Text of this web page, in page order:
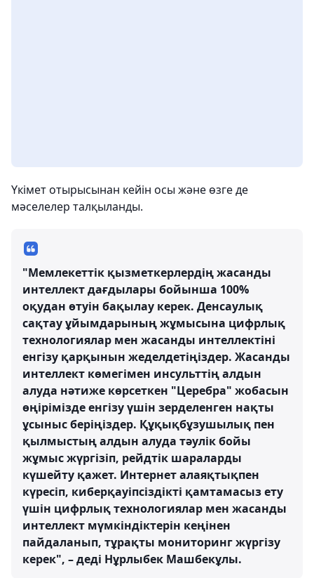
Үкімет отырысынан кейін осы және өзге де
мәселелер талқыланды.
"Мемлекеттік қызметкерлердің жасанды
интеллект дағдылары бойынша 100%
оқудан өтуін бақылау керек. Денсаулық
сақтау ұйымдарының жұмысына цифрлық
технологиялар мен жасанды интеллектіні
енгізу қарқынын жеделдетіңіздер. Жасанды
интеллект көмегімен инсульттің алдын
алуда нәтиже көрсеткен "Церебра" жобасын
өңірімізде енгізу үшін зерделенген нақты
ұсыныс беріңіздер. Құқықбұзушылық пен
қылмыстың алдын алуда тәулік бойы
жұмыс жүргізіп, рейдтік шараларды
күшейту қажет. Интернет алаяқтықпен
күресіп, киберқауіпсіздікті қамтамасыз ету
үшін цифрлық технологиялар мен жасанды
интеллект мүмкіндіктерін кеңінен
пайдаланып, тұрақты мониторинг жүргізу
керек", – деді Нұрлыбек Машбекұлы.